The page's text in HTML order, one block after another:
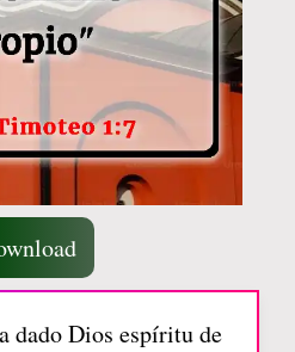
dado Dios espíritu de